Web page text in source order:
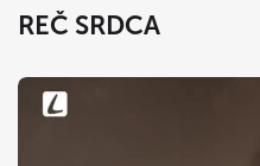
REČ SRDCA